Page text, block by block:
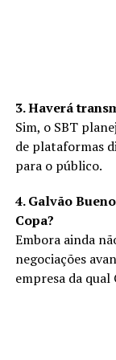
3. Haverá
Sim, o SBT
de plataformas
para o público.
4. Galvão
Copa?
Embora ainda
negociações
empresa da qual